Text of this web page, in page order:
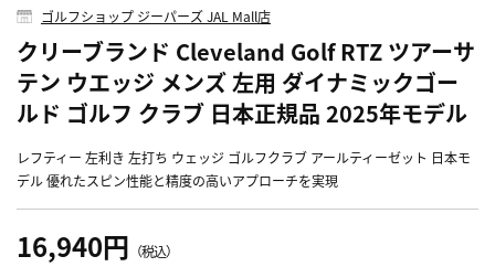
ゴルフショップ ジーパーズ JAL Mall店
クリーブランド Cleveland Golf RTZ ツアーサ
テン ウエッジ メンズ 左用 ダイナミックゴー
ルド ゴルフ クラブ 日本正規品 2025年モデル
レフティー 左利き 左打ち ウェッジ ゴルフクラブ アールティーゼット 日本モ
デル 優れたスピン性能と精度の高いアプローチを実現
16,940円 （税込）